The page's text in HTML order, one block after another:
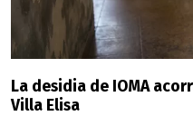
La desidia de IOMA
Villa Elisa